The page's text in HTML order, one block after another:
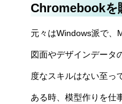
Chromebookを
元々はWindows派で、
図面やデザインデータ
度なスキルはない至っ
ある時、模型作りを仕